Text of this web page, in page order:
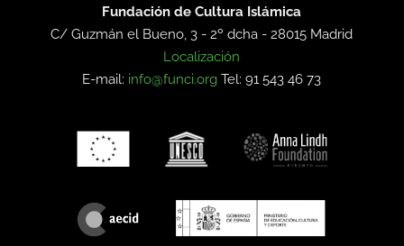
Fundación de Cultura Islámica
C/ Guzmán el Bueno, 3 - 2º dcha -28015 Madrid
Localización
E-mail: info@funci.org Tel: 91 543 46 73